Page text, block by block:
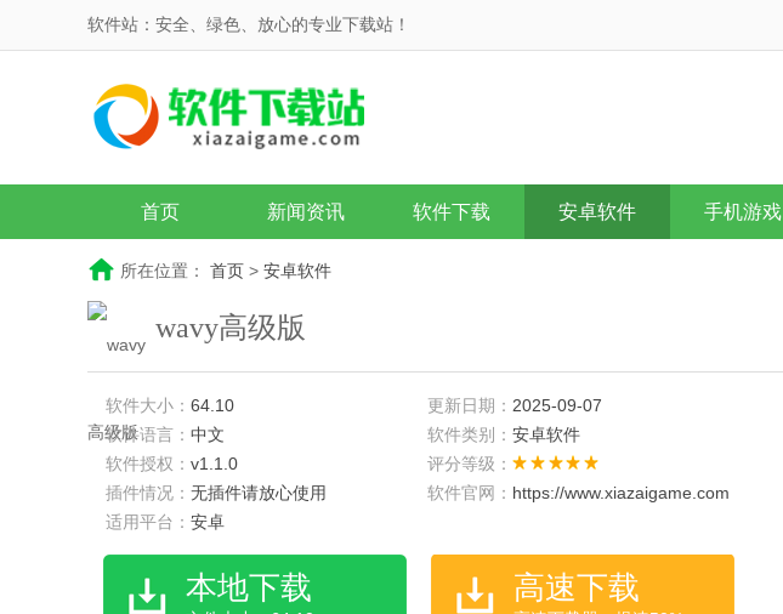
软件站：安全、绿色、放心的专业下载站！
首页 新闻资讯 软件下载 安卓软件 手机游戏
所在位置： 首页 > 安卓软件
wavy高级版
软件大小： 64.10 更新日期： 2025-09-07
软件语言： 中文 软件类别： 安卓软件
软件授权： v1.1.0
评分等级：
插件情况： 无插件请放心使用 软件官网： https://www.xiazaigame.com
适用平台： 安卓
本地下载 高速下载